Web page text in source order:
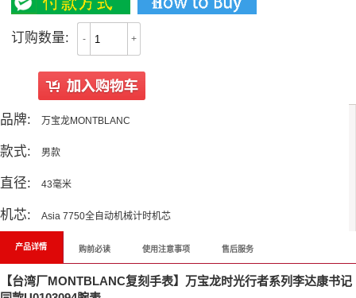
订购数量: - +
品牌: 万宝龙MONTBLANC
款式: 男款
直径: 43毫米
机芯: Asia 7750全自动机械计时机芯
产品详情 购前必读 使用注意事项 售后服务
【台湾厂MONTBLANC复刻手表】万宝龙时光行者系列李达康书记